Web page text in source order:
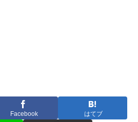
Facebook はてブ